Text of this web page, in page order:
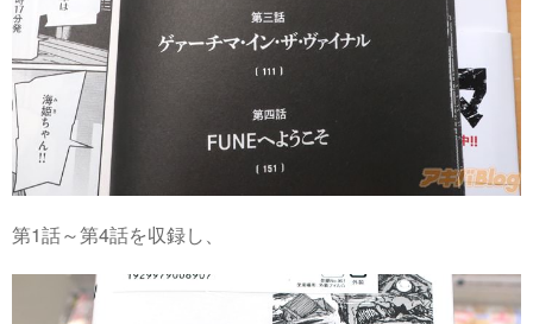
第1話～第4話を収録し、